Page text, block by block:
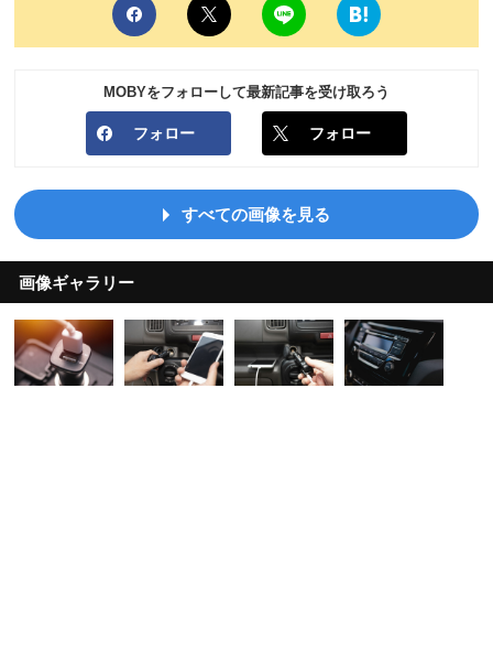
MOBYをフォローして最新記事を受け取ろう
フォロー フォロー
すべての画像を見る
画像ギャラリー